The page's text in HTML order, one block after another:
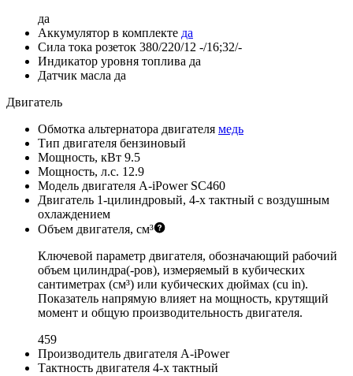
да
Аккумулятор в комплекте да
Сила тока розеток 380/220/12 -/16;32/-
Индикатор уровня топлива да
Датчик масла да
Двигатель
Обмотка альтернатора двигателя медь
Тип двигателя бензиновый
Мощность, кВт 9.5
Мощность, л.с. 12.9
Модель двигателя A-iPower SC460
Двигатель 1-цилиндровый, 4-х тактный с воздушным
охлаждением
Объем двигателя, см³
Ключевой параметр двигателя, обозначающий рабочий
объем цилиндра(-ров), измеряемый в кубических
сантиметрах (см³) или кубических дюймах (cu in).
Показатель напрямую влияет на мощность, крутящий
момент и общую производительность двигателя.
459
Производитель двигателя A-iPower
Тактность двигателя 4-х тактный